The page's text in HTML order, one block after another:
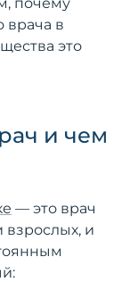
врача в
это
и чем
— это врач
взрослых, и